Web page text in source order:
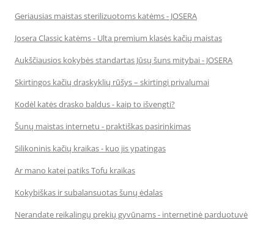
Geriausias maistas sterilizuotoms katėms - JOSERA
Josera Classic katėms - Ulta premium klasės kačių maistas
Aukščiausios kokybės standartas Jūsų šuns mitybai - JOSERA
Skirtingos kačių draskyklių rūšys – skirtingi privalumai
Kodėl katės drasko baldus - kaip to išvengti?
Šunų maistas internetu - praktiškas pasirinkimas
Silikoninis kačių kraikas - kuo jis ypatingas
Ar mano katei patiks Tofu kraikas
Kokybiškas ir subalansuotas šunų ėdalas
Nerandate reikalingų prekių gyvūnams - internetinė parduotuvė